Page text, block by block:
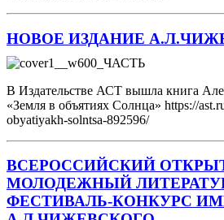
НОВОЕ ИЗДАНИЕ
В Издательстве АСТ вышла книга
«Земля в объятиях Солнца» https://
obyatiyakh-solntsa-892596/
ВСЕРОССИЙСКИЙ
МОЛОДЕЖНЫЙ
ФЕСТИВАЛЬ-КОНКУРС